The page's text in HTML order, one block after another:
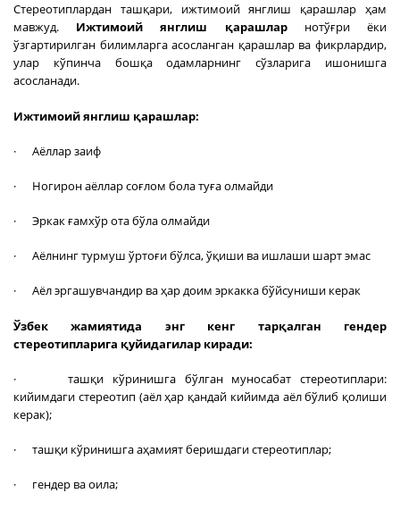
Стереотиплардан ташқари, ижтимоий янглиш қарашлар ҳам
мавжуд. Ижтимоий янглиш қарашларнотўғри ёки
ўзгартирилган билимларга асосланган қарашлар ва фикрлардир,
улар кўпинча бошқа одамларнинг сўзларига ишонишга
асосланади.
Ижтимоий янглиш қарашлар:
· Аёллар заиф
· Ногирон аёллар соғлом бола туға олмайди
· Эркак ғамхўр ота бўла олмайди
· Аёлнинг турмуш ўртоғи бўлса, ўқиши ва ишлаши шарт эмас
· Аёл эргашувчандир ва ҳар доим эркакка бўйсуниши керак
Ўзбек жамиятида энг кенг тарқалган гендер
стереотипларига қуйидагилар киради:
· ташқи кўринишга бўлган муносабат стереотиплари:
кийимдаги стереотип (аёл ҳар қандай кийимда аёл бўлиб қолиши
керак);
· ташқи кўринишга аҳамият беришдаги стереотиплар;
· гендер ва оила;